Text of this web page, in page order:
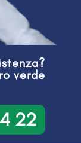
verde
22